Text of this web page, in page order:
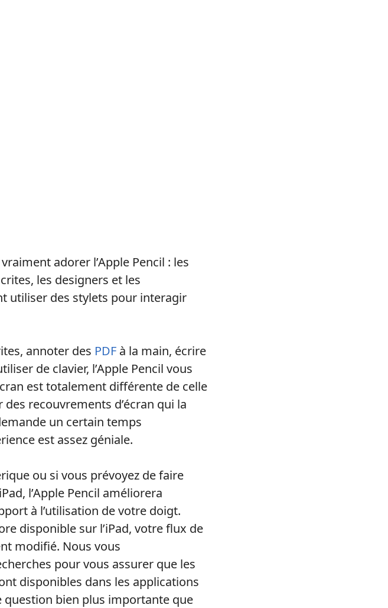
adorer l’Apple Pencil : les
les designers et les
utiliser des stylets pour interagir
annoter des PDF à la main, écrire
de clavier, l’Apple Pencil vous
est totalement différente de celle
recouvrements d’écran qui la
un certain temps
est assez géniale.
ou si vous prévoyez de faire
l’Apple Pencil améliorera
à l’utilisation de votre doigt.
disponible sur l’iPad, votre flux de
modifié. Nous vous
pour vous assurer que les
disponibles dans les applications
question bien plus importante que